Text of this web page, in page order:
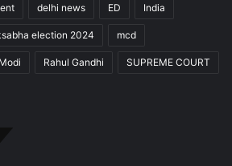
delhi news ED India
election 2024 mcd
Rahul Gandhi SUPREME COURT